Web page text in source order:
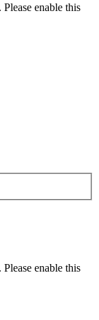
enable this
enable this